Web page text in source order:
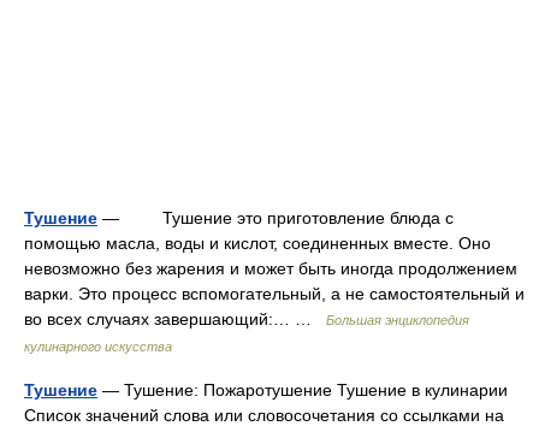
Тушение — Тушение это приготовление блюда с
помощью масла, воды и кислот, соединенных вместе. Оно
невозможно без жарения и может быть иногда продолжением
варки. Это процесс вспомогательный, а не самостоятельный и
во всех случаях завершающий:… …
Большая энциклопедия
кулинарного искусства
Тушение — Тушение: Пожаротушение Тушение в кулинарии
Список значений слова или словосочетания со ссылками на